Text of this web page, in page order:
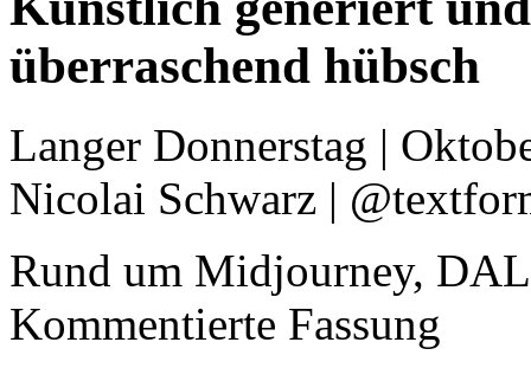
überraschend hübsch
Langer Donnerstag |
Nicolai Schwarz |
Rund um Midjourney,
Kommentierte Fassung